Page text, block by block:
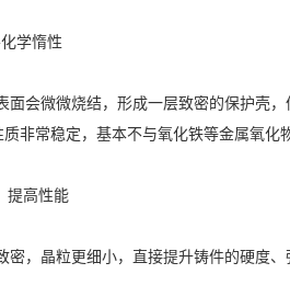
学惰性‌
会微微烧结，形成一层致密的保护壳
非常稳定，基本不与氧化铁等金属氧
高性能‌
，晶粒更细小，直接提升铸件的硬度